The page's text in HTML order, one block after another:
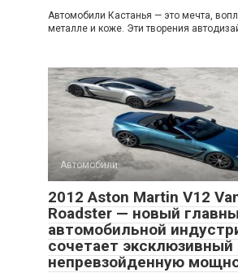
Автомобили Кастанья — это мечта,
металле и коже. Эти творения
Автомобили
2012 Aston Martin V12
Roadster — новый
автомобильной
сочетает эксклюзивный
непревзойденную